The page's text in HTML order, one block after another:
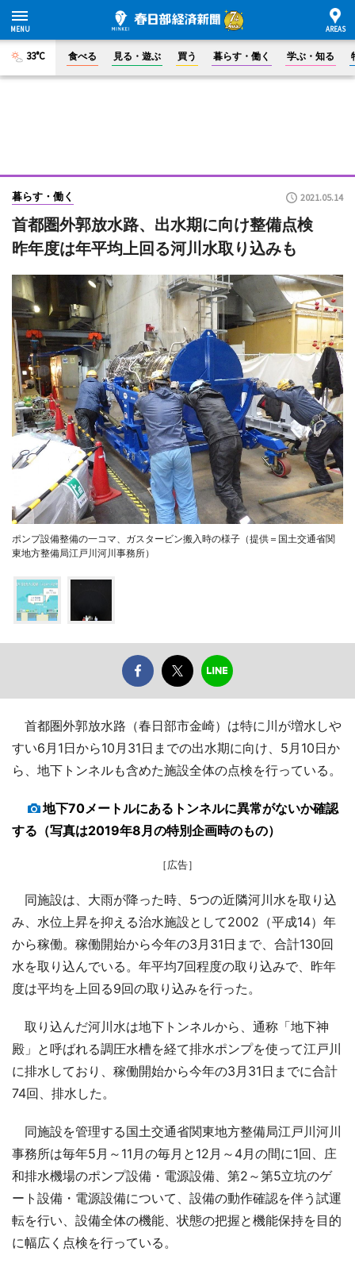
33°C 食べる 見る・遊ぶ 買う 暮らす・働く 学ぶ・知る
暮らす・働く 2021.05.14
首都圏外郭放水路、出水期に向け整備点検
昨年度は年平均上回る河川水取り込みも
ポンプ設備整備の一コマ、ガスタービン搬入時の様子（提供＝国土交通省関
東地方整備局江戸川河川事務所）
首都圏外郭放水路（春日部市金崎）は特に川が増水しや
すい6月1日から10月31日までの出水期に向け、5月10日か
ら、地下トンネルも含めた施設全体の点検を行っている。
地下70メートルにあるトンネルに異常がないか確認
する（写真は2019年8月の特別企画時のもの）
［広告］
同施設は、大雨が降った時、5つの近隣河川水を取り込
み、水位上昇を抑える治水施設として2002（平成14）年
から稼働。稼働開始から今年の3月31日まで、合計130回
水を取り込んでいる。年平均7回程度の取り込みで、昨年
度は平均を上回る9回の取り込みを行った。
取り込んだ河川水は地下トンネルから、通称「地下神
殿」と呼ばれる調圧水槽を経て排水ポンプを使って江戸川
に排水しており、稼働開始から今年の3月31日までに合計
74回、排水した。
同施設を管理する国土交通省関東地方整備局江戸川河川
事務所は毎年5月～11月の毎月と12月～4月の間に1回、庄
和排水機場のポンプ設備・電源設備、第2～第5立坑のゲ
ート設備・電源設備について、設備の動作確認を伴う試運
転を行い、設備全体の機能、状態の把握と機能保持を目的
に幅広く点検を行っている。